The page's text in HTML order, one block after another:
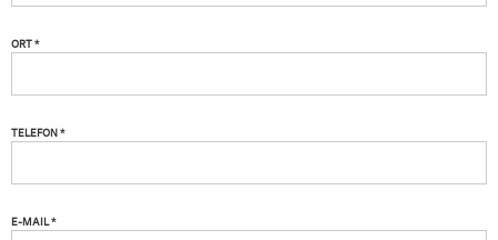
ORT *
TELEFON *
E-MAIL *